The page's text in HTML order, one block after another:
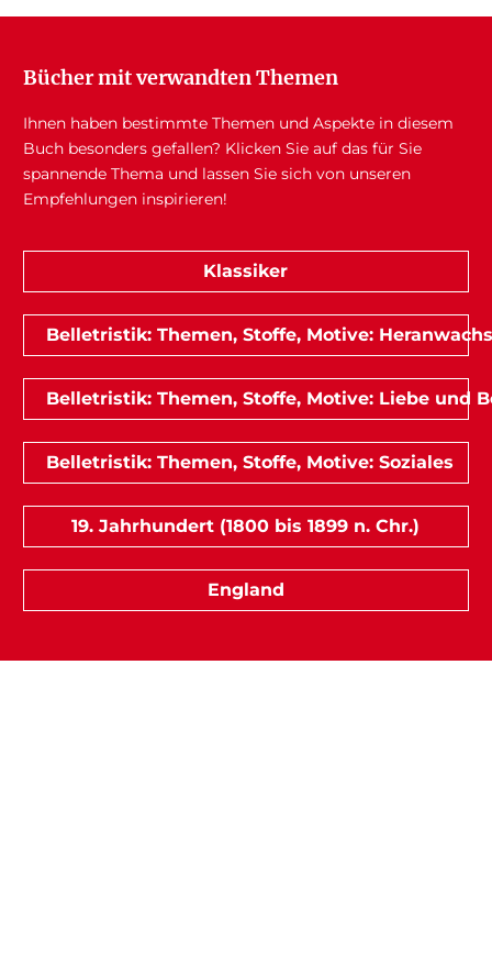
Bücher mit verwandten Themen
Ihnen haben bestimmte Themen und Aspekte in diesem
Buch besonders gefallen? Klicken Sie auf das für Sie
spannende Thema und lassen Sie sich von unseren
Empfehlungen inspirieren!
Klassiker
Belletristik: Themen, Stoffe, Motive:
Belletristik: Themen, Stoffe, Motive: Liebe und
Belletristik: Themen, Stoffe, Motive: Soziales
19. Jahrhundert (1800 bis 1899 n. Chr.)
England